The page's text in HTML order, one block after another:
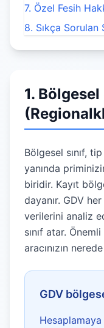
7. Özel Fesih
8. Sıkça Sorulan
1. Bölgesel
Bölgesel sınıf, tip
yanında
biridir. Kayıt
dayanır. GDV
verilerini analiz
sınıf atar.
aracınızın
GDV